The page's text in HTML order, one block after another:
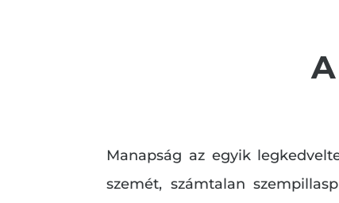
Manapság az egyik
szemét, számtalan